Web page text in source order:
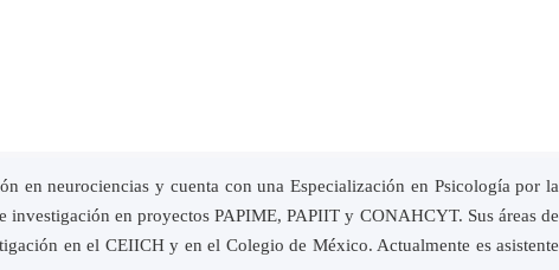
en neurociencias y cuenta con una Especialización en Psicología por la
en proyectos PAPIME, PAPIIT y CONAHCYT. Sus áreas de
en el CEIICH y en el Colegio de México. Actualmente es asistente